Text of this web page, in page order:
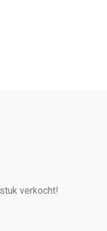
verkocht!